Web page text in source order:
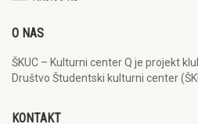
O NAS
ŠKUC – Kulturni center Q je projekt
Društvo Študentski kulturni center
KONTAKT